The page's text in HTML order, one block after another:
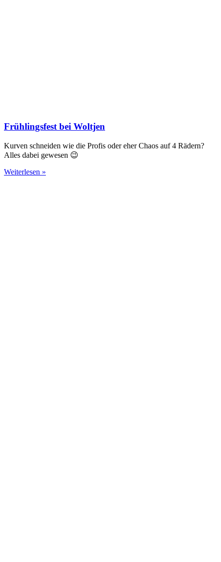
Frühlingsfest bei Woltjen
Kurven schneiden wie die Profis oder eher Chaos auf 4 Rädern?
Alles dabei gewesen 😉
Weiterlesen »